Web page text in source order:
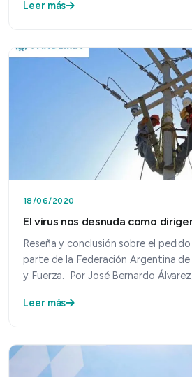
Leer más
18/06/2020
El virus nos desnuda como
Reseña y conclusión sobre el
parte de la Federación Argentina
y Fuerza. Por José Bernardo
Leer más